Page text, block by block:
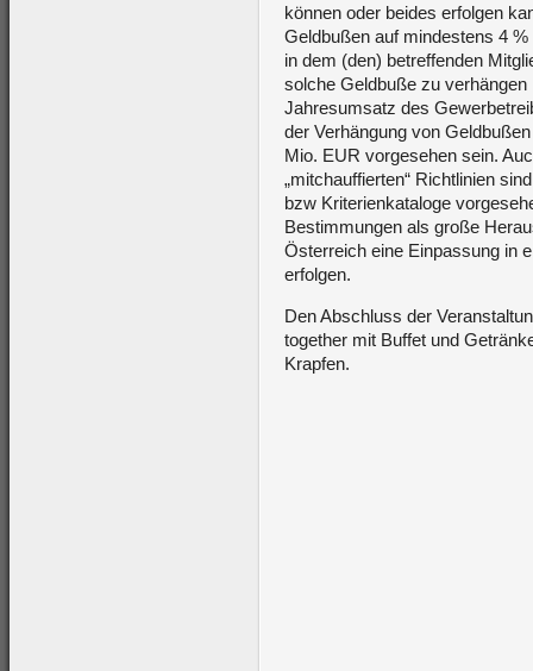
können oder beides erfolgen
Geldbußen auf mindestens 4
in dem (den) betreffenden
solche Geldbuße zu
Jahresumsatz des
der Verhängung von
Mio. EUR vorgesehen sein.
„mitchauffierten“ Richtlinien
bzw Kriterienkataloge
Bestimmungen als große
Österreich eine Einpassung in
erfolgen.
Den Abschluss der
together mit Buffet und
Krapfen.